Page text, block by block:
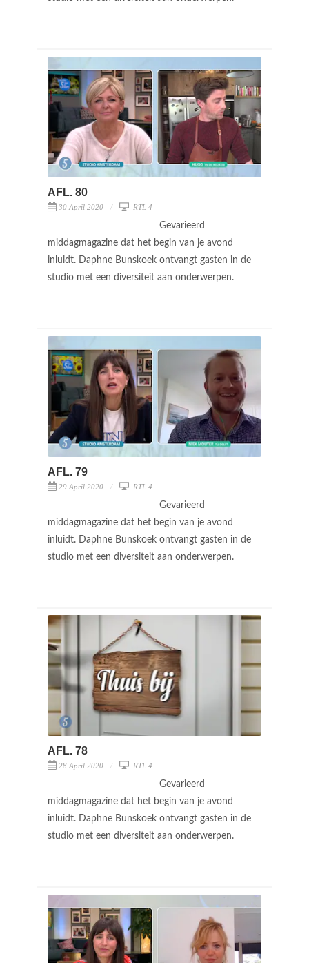
AFL. 80
30 April 2020 RTL 4
Gevarieerd
middagmagazine dat het begin van je avond
inluidt. Daphne Bunskoek ontvangt gasten in de
studio met een diversiteit aan onderwerpen.
AFL. 79
29 April 2020 RTL 4
Gevarieerd
middagmagazine dat het begin van je avond
inluidt. Daphne Bunskoek ontvangt gasten in de
studio met een diversiteit aan onderwerpen.
AFL. 78
28 April 2020 RTL 4
Gevarieerd
middagmagazine dat het begin van je avond
inluidt. Daphne Bunskoek ontvangt gasten in de
studio met een diversiteit aan onderwerpen.